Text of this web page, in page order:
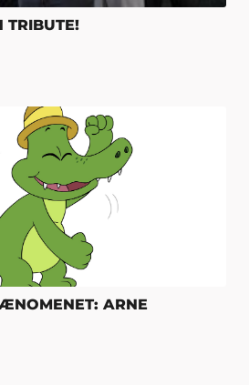
TRIBUTE!
ARNE